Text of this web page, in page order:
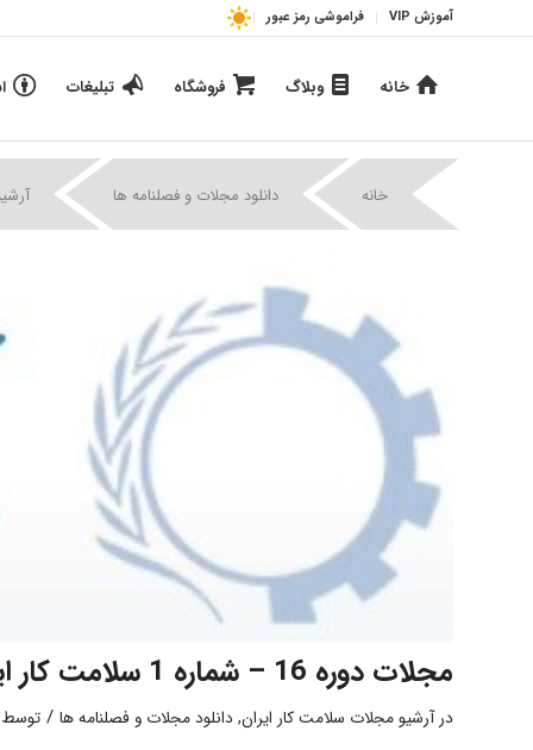
آموزش VIP فراموشی رمز عبور
خانه وبلاگ فروشگاه تبلیغات
خانه دانلود مجلات و فصلنامه ها
مجلات دوره 16 – شماره 1 سلامت کار ایران
درآرشیو مجلات سلامت کار ایران,دانلود مجلات و فصلنامه ها / توسط